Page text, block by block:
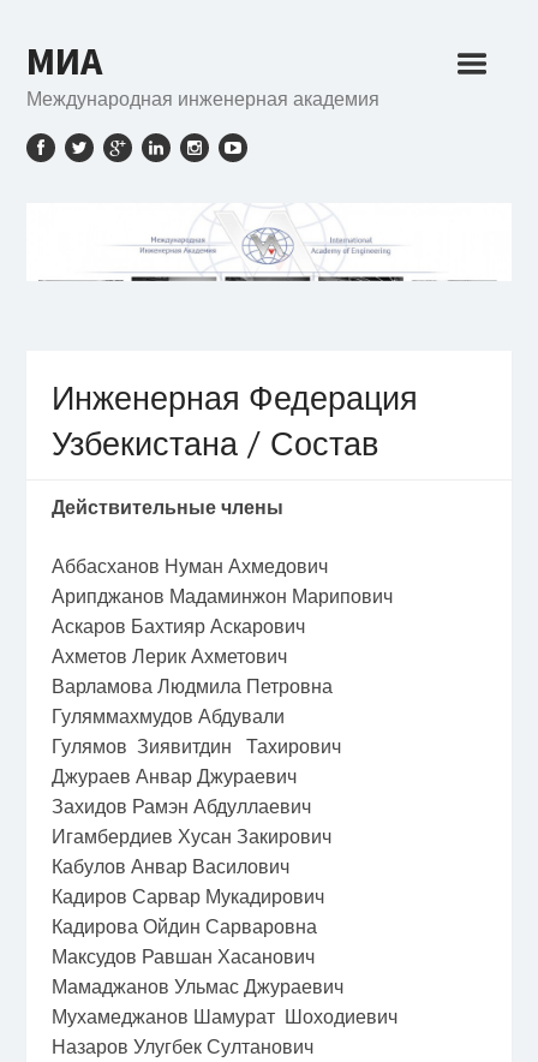
МИА
Международная инженерная академия
Инженерная Федерация
Узбекистана / Состав
Действительные члены
Аббасханов Нуман Ахмедович
Арипджанов Мадаминжон Марипович
Аскаров Бахтияр Аскарович
Ахметов Лерик Ахметович
Варламова Людмила Петровна
Гуляммахмудов Абдували
Гулямов Зиявитдин Тахирович
Джураев Анвар Джураевич
Захидов Рамэн Абдуллаевич
Игамбердиев Хусан Закирович
Кабулов Анвар Василович
Кадиров Сарвар Мукадирович
Кадирова Ойдин Сарваровна
Максудов Равшан Хасанович
Мамаджанов Ульмас Джураевич
Мухамеджанов Шамурат Шоходиевич
Назаров Улугбек Султанович